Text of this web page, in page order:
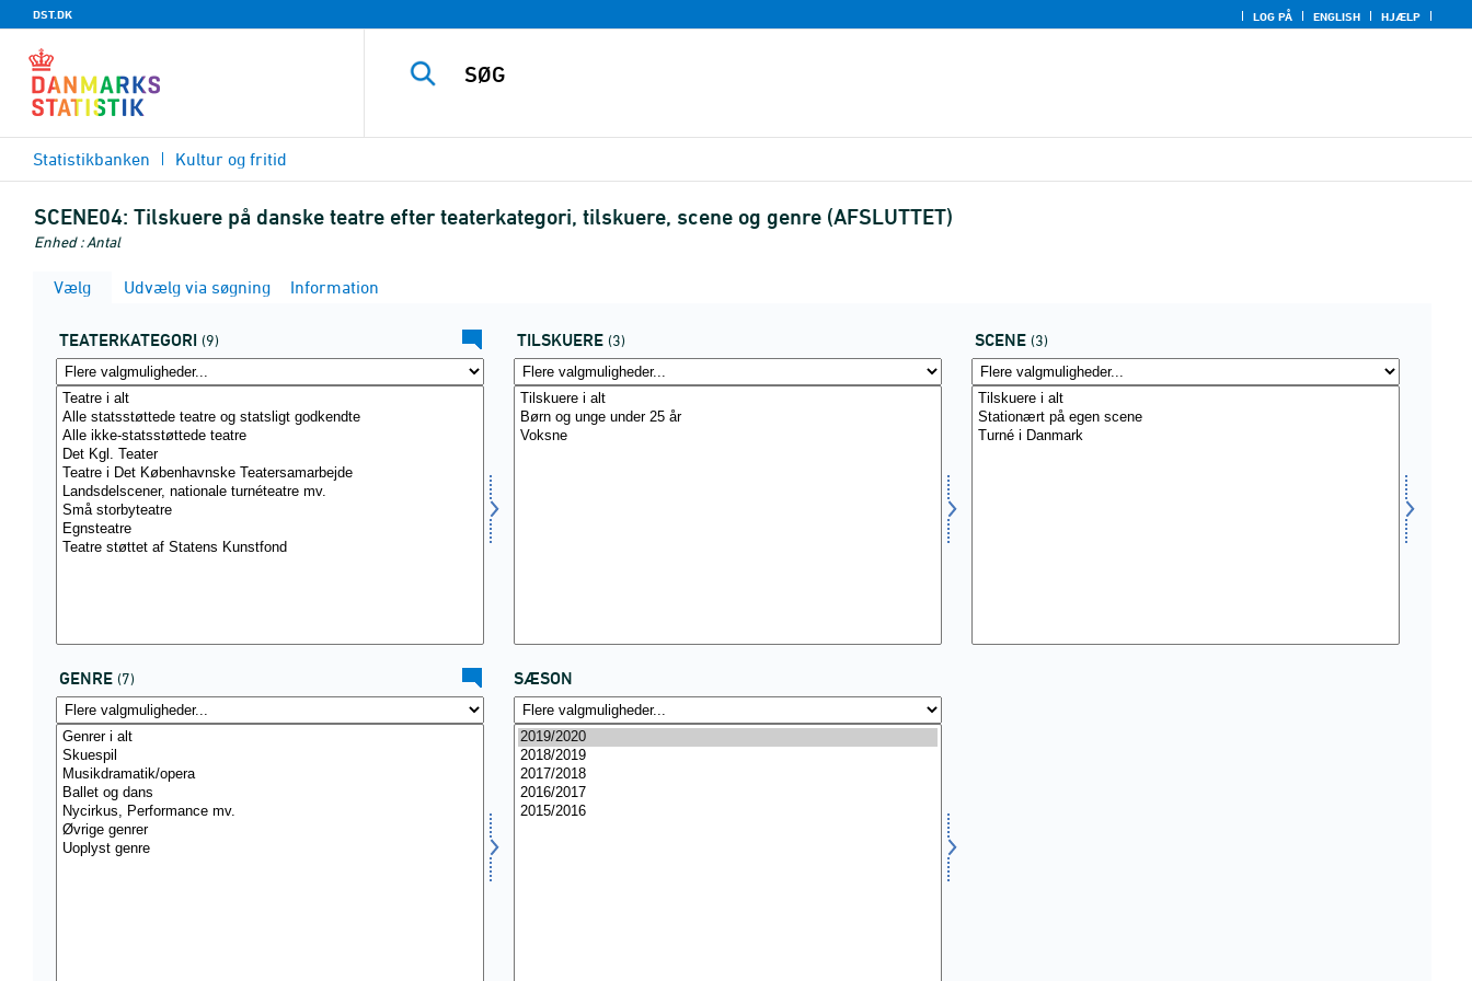
DST.DK LOG PÅ ENGLISH HJÆLP
Statistikbanken Kultur og fritid
SCENE04: Tilskuere på danske teatre efter teaterkategori, tilskuere, scene og genre (AFSLUTTET)
Enhed : Antal
Vælg Udvælg via søgning Information
TEATERKATEGORI (9) TILSKUERE (3) SCENE (3)
GENRE (7) SÆSON